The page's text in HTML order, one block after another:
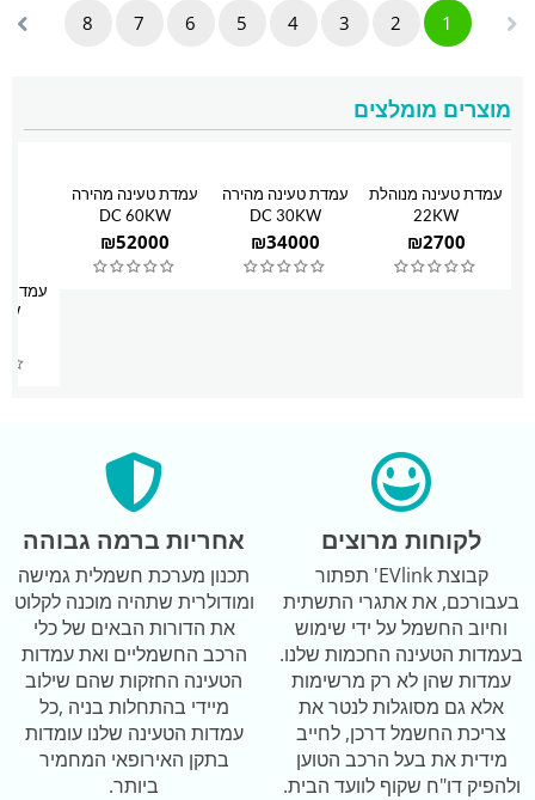
מוצרים מומלצים
עמדת טעינה מנוהלת
22KW
₪2700
עמדת טעינה מהירה
DC 30KW
₪34000
עמדת טעינה מהירה
DC 60KW
₪52000
עמדת
1
2
3
4
5
6
7
8
לקוחות מרוצים
קבוצת EVlink' תפתור
בעבורכם, את אתגרי התשתית
וחיוב החשמל על ידי שימוש
בעמדות הטעינה החכמות שלנו.
עמדות שהן לא רק מרשימות
אלא גם מסוגלות לנטר את
צריכת החשמל דרכן, לחייב
מידית את בעל הרכב הטוען
ולהפיק דו"ח שקוף לוועד הבית.
אחריות ברמה גבוהה
תכנון מערכת חשמלית גמישה
ומודולרית שתהיה מוכנה לקלוט
את הדורות הבאים של כלי
הרכב החשמליים ואת עמדות
הטעינה החזקות שהם שילוב
מיידי בהתחלות בניה ,כל
עמדות הטעינה שלנו עומדות
בתקן האירופאי המחמיר
ביותר.